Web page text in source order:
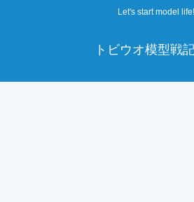
Let's start model
トビウオ模型戦